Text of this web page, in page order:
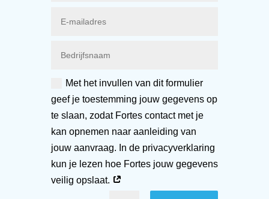
Met het invullen van dit formulier
geef je toestemming jouw gegevens op
te slaan, zodat Fortes contact met je
kan opnemen naar aanleiding van
jouw aanvraag. In de privacyverklaring
kun je lezen hoe Fortes jouw gegevens
veilig opslaat.